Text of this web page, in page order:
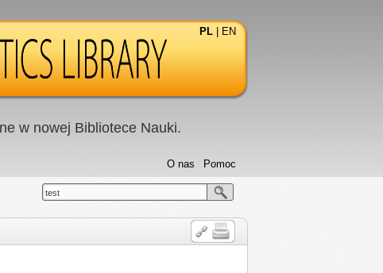
PL EN
w nowej Bibliotece Nauki.
Pomoc
O nas
test